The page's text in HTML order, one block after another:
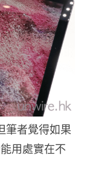
筆者覺得如果
用處實在不